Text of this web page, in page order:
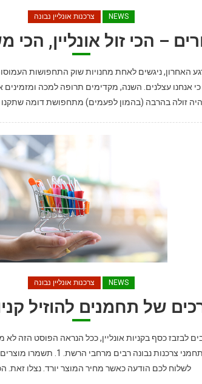
NEWS צרכנות אונליין נבונה
– הכי זול אונליין,
האחרון, ניגשים לאחת מחנויות שוק התחפושות
זולה בהרבה (בהמון לפעמים) מתחפושת דומה שתקנו
NEWS צרכנות אונליין נבונה
כסף בקניות אונליין, ככל הנראה הפוסט הזה לא
לשלוח לכם הודעה כאשר מחיר המוצר יורד. נצלו זאת.